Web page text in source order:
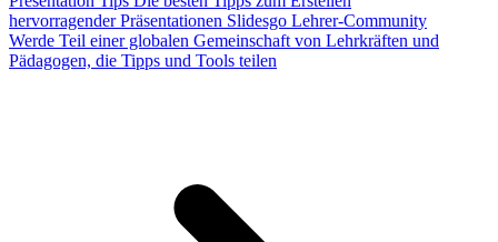
hervorragender Präsentationen Slidesgo Lehrer-Community
Werde Teil einer globalen Gemeinschaft von Lehrkräften und
Pädagogen, die Tipps und Tools teilen